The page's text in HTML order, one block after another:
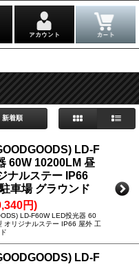
新着順
LD-F
60W 10200LM 昼
ナルステー IP66
車場 グラウンド
円)
LD-F60W LED投光器 60
オリジナルステー IP66 屋外 工
LD-F